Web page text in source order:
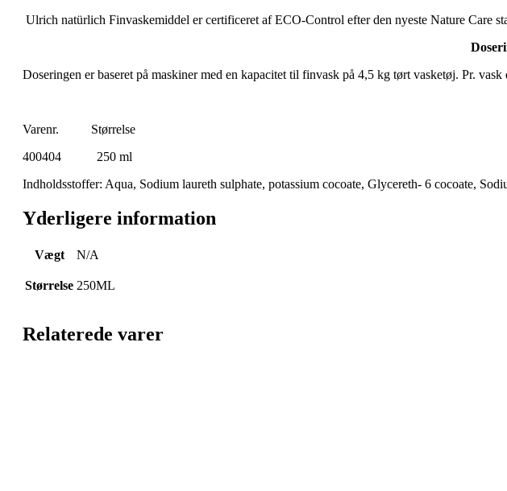
Ulrich natürlich Finvaskemiddel er certificeret af ECO-Control efter den nyeste Nature Care
Doseringen er baseret på maskiner med en kapacitet til finvask på 4,5 kg tørt vasketøj. Pr.
Varenr. Størrelse
400404 250 ml
Indholdsstoffer: Aqua, Sodium laureth sulphate, potassium cocoate, Glycereth- 6 cocoate,
Yderligere information
Vægt N/A
Størrelse 250ML
Relaterede varer